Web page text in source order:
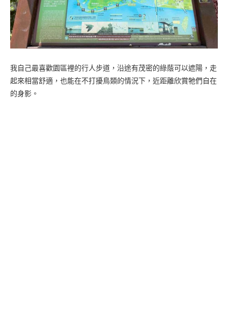
我自己最喜歡園區裡的行人步道，沿途有茂密的綠蔭可以遮陽，走
起來相當舒適，也能在不打擾鳥類的情況下，近距離欣賞牠們自在
的身影。